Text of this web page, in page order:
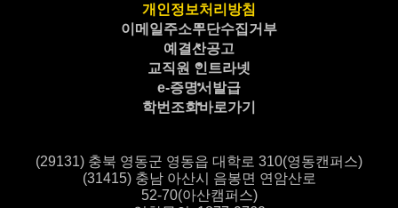
개인정보처리방침
이메일주소무단수집거부
예결산공고
교직원 인트라넷
e-증명서발급
학번조회바로가기
(29131) 충북 영동군 영동읍 대학로 310(영동캔퍼스)
(31415) 충남 아산시 음봉면 연암산로
52-70(아산캠퍼스)